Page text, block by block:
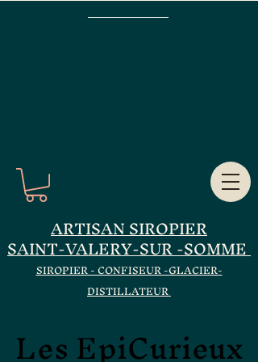
ARTISAN SIROPIER
SAINT-VALERY-SUR -SOMME
SIROPIER - CONFISEUR -GLACIER-
DISTILLATEUR
Les EpiCurieux
Les EpiCurieux